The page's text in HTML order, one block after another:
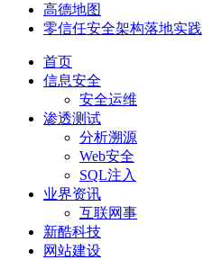
高德地图
零信任安全架构落地实践
首页
信息安全
安全运维
渗透测试
分析溯源
Web安全
SQL注入
业界资讯
互联网事
新酷科技
网站建设